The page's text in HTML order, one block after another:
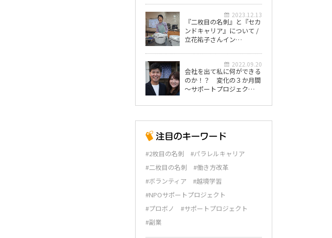
2023.12.13
『二枚目の名刺』と『セカ
ンドキャリア』について /
立花祐子さんイン…
2022.09.20
会社を出て私に何ができる
のか！？ 変化の３か月間
～サポートプロジェク…
#2枚目の名刺
#パラレルキャリア
#二枚目の名刺
#働き方改革
#ボランティア
#越境学習
#NPOサポートプロジェクト
#プロボノ
#サポートプロジェクト
#副業